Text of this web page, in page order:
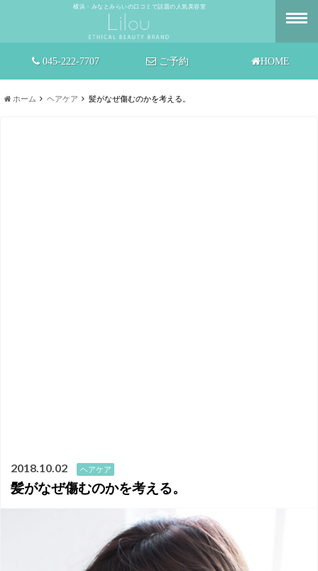
横浜・みなとみらいの口コミで話題の人気美容室
HOME
ご予約
045-222-7707
ホーム ヘアケア 髪がなぜ傷むのかを考える。
2018.10.02 ヘアケア
髪がなぜ傷むのかを考える。